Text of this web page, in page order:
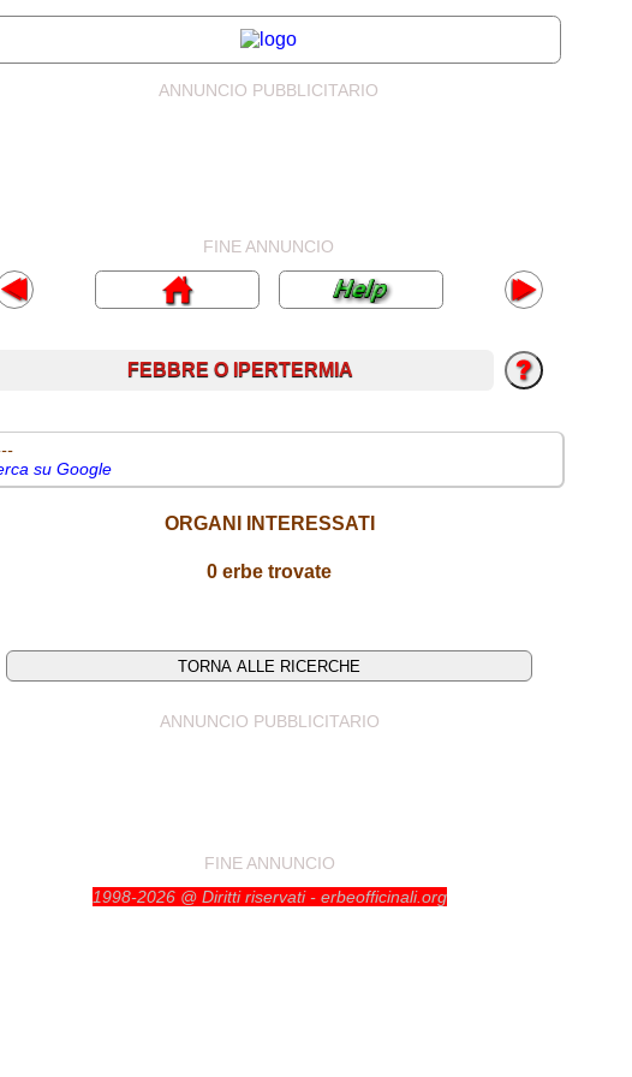
ANNUNCIO PUBBLICITARIO
FINE ANNUNCIO
FEBBRE O IPERTERMIA
su Google
ORGANI INTERESSATI
0 erbe trovate
ANNUNCIO PUBBLICITARIO
FINE ANNUNCIO
1998-2026 @ Diritti riservati - erbeofficinali.org